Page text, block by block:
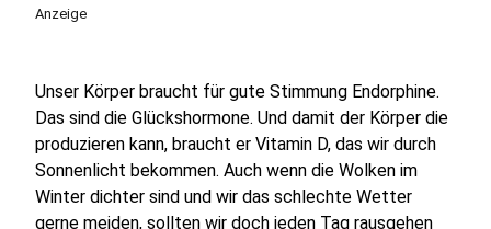
Anzeige
Unser Körper braucht für gute Stimmung Endorphine.
Das sind die Glückshormone. Und damit der Körper die
produzieren kann, braucht er Vitamin D, das wir durch
Sonnenlicht bekommen. Auch wenn die Wolken im
Winter dichter sind und wir das schlechte Wetter
gerne meiden, sollten wir doch jeden Tag rausgehen